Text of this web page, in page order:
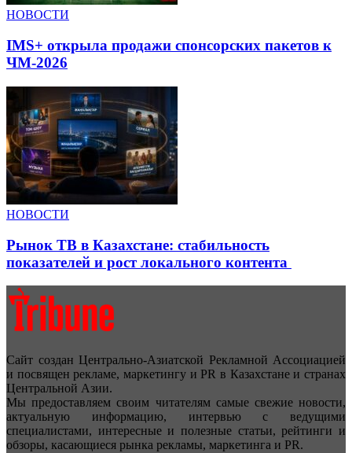
НОВОСТИ
IMS+ открыла продажи спонсорских пакетов к
ЧМ-2026
НОВОСТИ
Рынок ТВ в Казахстане: стабильность
показателей и рост локального контента
Сайт создан Центрально-Азиатской Рекламной Ассоциацией
и посвящен рекламе, маркетингу и PR в Казахстане и странах
Центральной Азии.
Мы предоставляем своим читателям самые свежие новости,
актуальную информацию, интервью с ведущими
специалистами, интересные и полезные статьи, рейтинги и
обзоры, касающиеся рынка рекламы, маркетинга и PR.